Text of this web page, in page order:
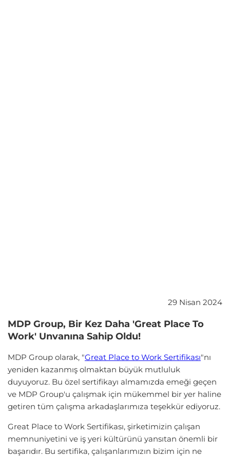
29 Nisan 2024
MDP Group, Bir Kez Daha 'Great Place To
Work' Unvanına Sahip Oldu!
MDP Group olarak, "Great Place to Work Sertifikası"nı
yeniden kazanmış olmaktan büyük mutluluk
duyuyoruz. Bu özel sertifikayı almamızda emeği geçen
ve MDP Group'u çalışmak için mükemmel bir yer haline
getiren tüm çalışma arkadaşlarımıza teşekkür ediyoruz.
Great Place to Work Sertifikası, şirketimizin çalışan
memnuniyetini ve iş yeri kültürünü yansıtan önemli bir
başarıdır. Bu sertifika, çalışanlarımızın bizim için ne